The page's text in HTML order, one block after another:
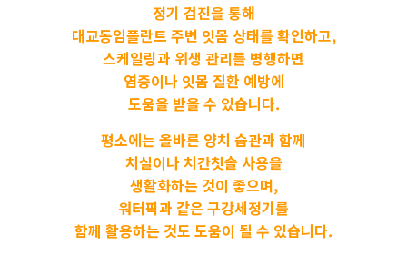
정기 검진을 통해
대교동임플란트 주변 잇몸 상태를 확인하고,
스케일링과 위생 관리를 병행하면
염증이나 잇몸 질환 예방에
도움을 받을 수 있습니다.
평소에는 올바른 양치 습관과 함께
치실이나 치간칫솔 사용을
생활화하는 것이 좋으며,
워터픽과 같은 구강세정기를
함께 활용하는 것도 도움이 될 수 있습니다.